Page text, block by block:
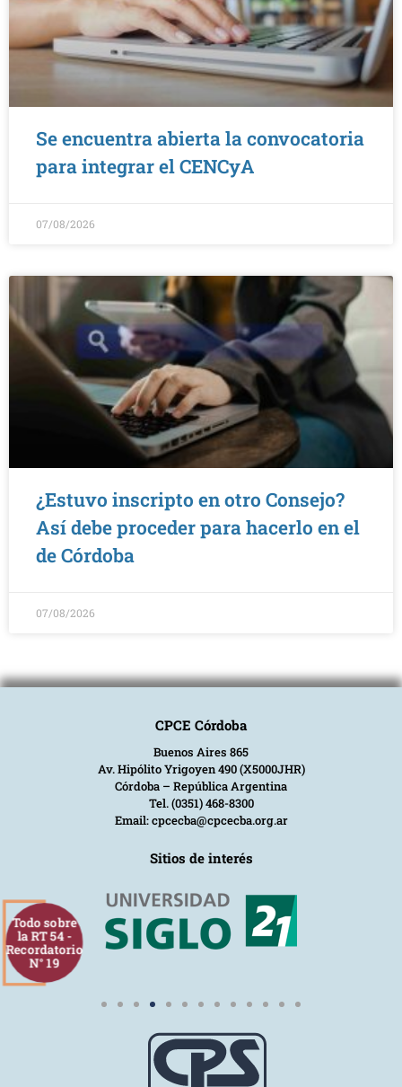
Todo sobre
la RT 54 -
Recordatorio
N° 19
Se encuentra abierta la convocatoria
para integrar el CENCyA
07/08/2026
¿Estuvo inscripto en otro Consejo?
Así debe proceder para hacerlo en el
de Córdoba
07/08/2026
CPCE Córdoba
Buenos Aires 865
Av. Hipólito Yrigoyen 490 (X5000JHR)
Córdoba – República Argentina
Tel. (0351) 468-8300
Email: cpcecba@cpcecba.org.ar
Sitios de interés